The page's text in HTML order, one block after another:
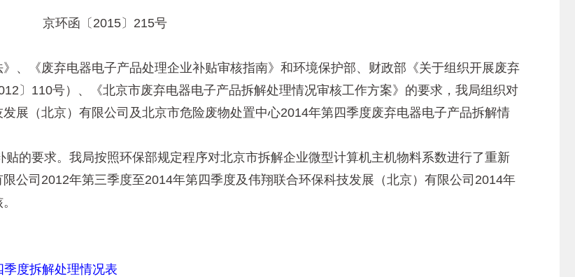
京环函〔2015〕215号
《废弃电器电子产品处理企业补贴审核指南》和环境保护部、财政部《关于组织开展废弃
〕110号）、《北京市废弃电器电子产品拆解处理情况审核工作方案》的要求，我局组织对
展（北京）有限公司及北京市危险废物处置中心2014年第四季度废弃电器电子产品拆解情
要求。我局按照环保部规定程序对北京市拆解企业微型计算机主机物料系数进行了重新
公司2012年第三季度至2014年第四季度及伟翔联合环保科技发展（北京）有限公司2014年
度拆解处理情况表